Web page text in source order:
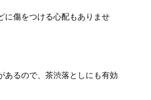
に傷をつける心配もありませ
あるので、茶渋落としにも有効